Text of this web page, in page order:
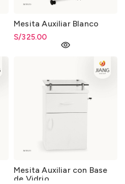
Mesita Auxiliar Blanco
S/325.00
Mesita Auxiliar con Base
de Vidrio